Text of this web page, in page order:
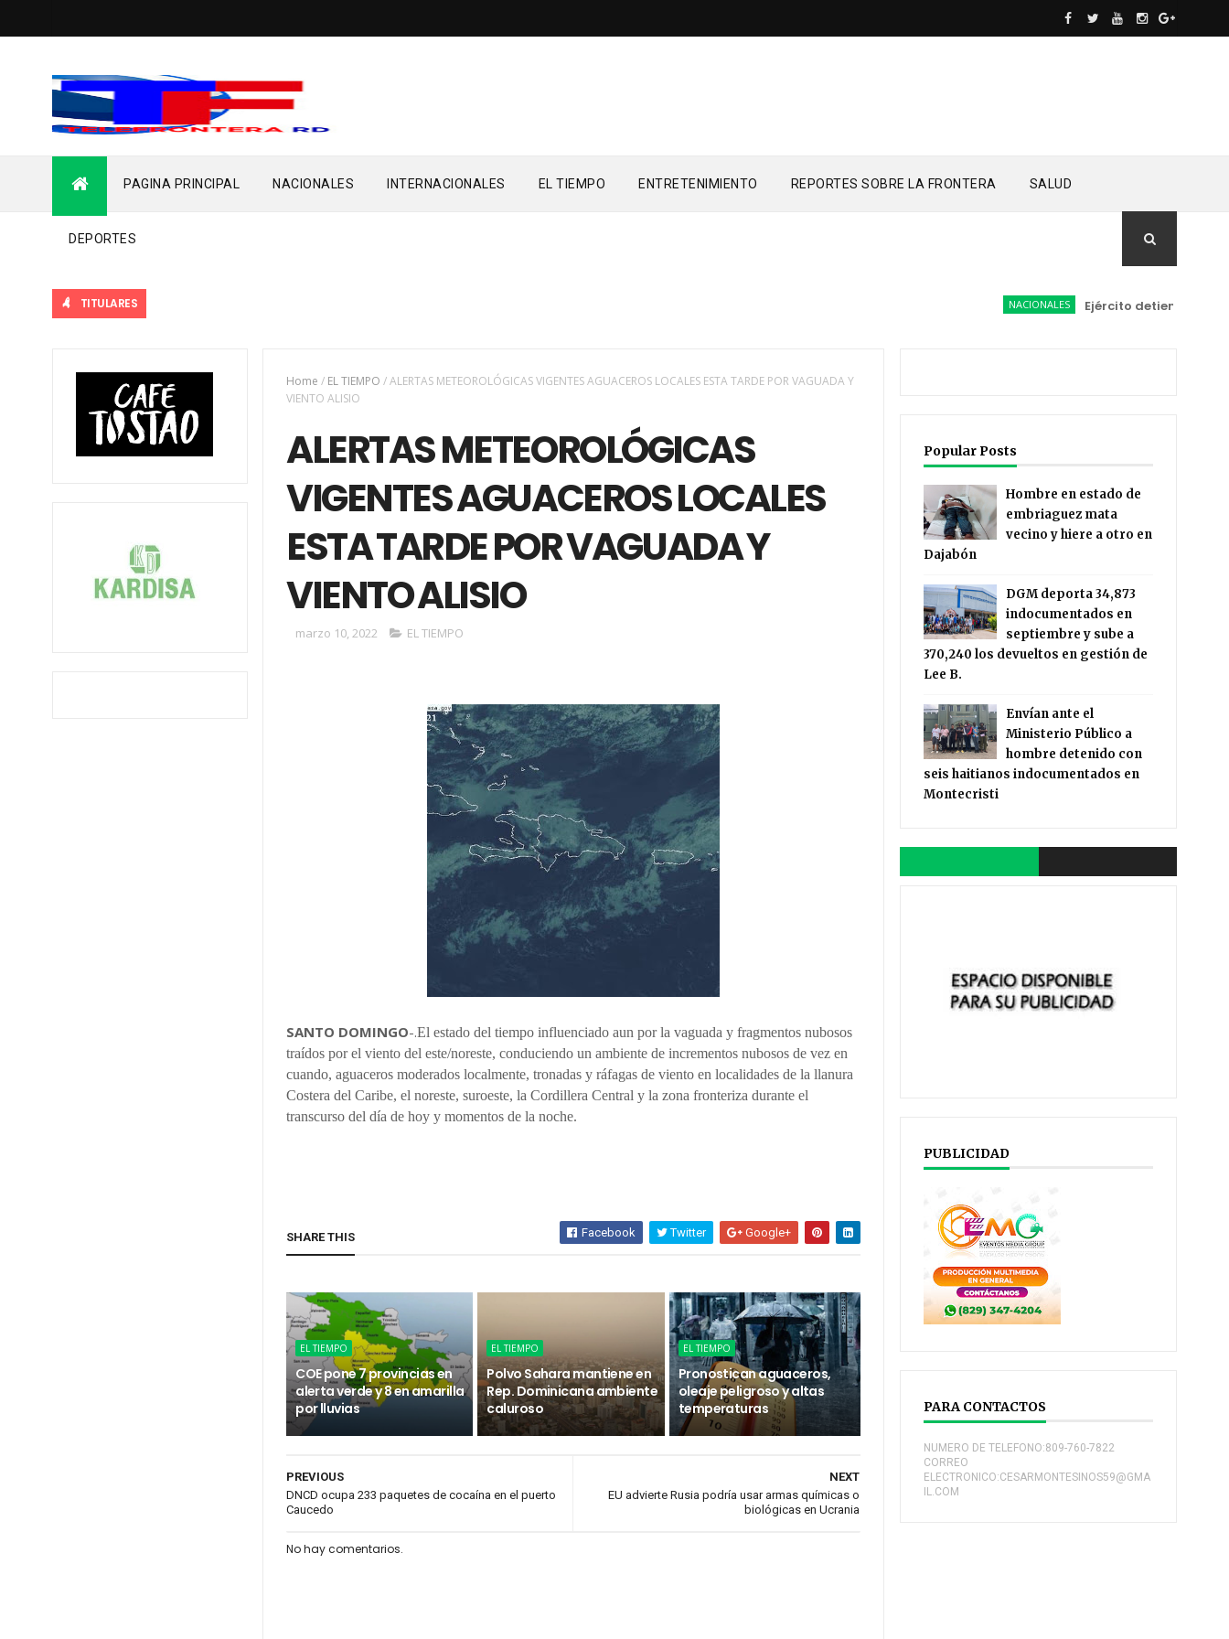
PAGINA PRINCIPAL NACIONALES INTERNACIONALES EL TIEMPO ENTRETENIMIENTO REPORTES SOBRE LA FRONTERA SALUD
DEPORTES
TITULARES NACIONALES Ejército detiene a
Home / EL TIEMPO /ALERTAS METEOROLÓGICAS VIGENTES AGUACEROS LOCALES ESTA TARDE POR VAGUADA Y
VIENTO ALISIO
ALERTAS METEOROLÓGICAS
VIGENTES AGUACEROS LOCALES
ESTA TARDE POR VAGUADA Y
VIENTO ALISIO
marzo 10, 2022 EL TIEMPO
SANTO DOMINGO-.El estado del tiempo influenciado aun por la vaguada y fragmentos nubosos
traídos por el viento del este/noreste, conduciendo un ambiente de incrementos nubosos de vez en
cuando, aguaceros moderados localmente, tronadas y ráfagas de viento en localidades de la llanura
Costera del Caribe, el noreste, suroeste, la Cordillera Central y la zona fronteriza durante el
transcurso del día de hoy y momentos de la noche.
SHARE THIS Facebook Twitter Google+
EL TIEMPO
COE pone 7 provincias en
alerta verde y 8 en amarilla
por lluvias
EL TIEMPO
Polvo Sahara mantiene en
Rep. Dominicana ambiente
caluroso
EL TIEMPO
Pronostican aguaceros,
oleaje peligroso y altas
temperaturas
NEXT
EU advierte Rusia podría usar armas químicas o
biológicas en Ucrania
PREVIOUS
DNCD ocupa 233 paquetes de cocaína en el puerto
Caucedo
No hay comentarios.
Popular Posts
Hombre en estado de
embriaguez mata
vecino y hiere a otro en
Dajabón
DGM deporta 34,873
indocumentados en
septiembre y sube a
370,240 los devueltos en gestión de
Lee B.
Envían ante el
Ministerio Público a
hombre detenido con
seis haitianos indocumentados en
Montecristi
PUBLICIDAD
PARA CONTACTOS
NUMERO DE TELEFONO:809-760-7822
CORREO
ELECTRONICO:CESARMONTESINOS59@GMA
IL.COM